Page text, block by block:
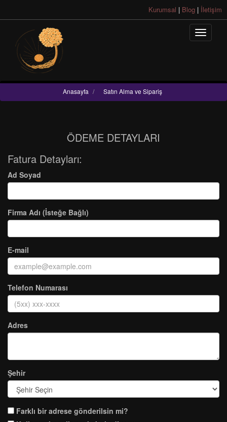
Kurumsal | Blog | İletişim
Anasayfa / Satın Alma ve Sipariş
ÖDEME DETAYLARI
Fatura Detayları:
Ad Soyad
Firma Adı (İsteğe Bağlı)
E-mail
Telefon Numarası
Adres
Şehir
Farklı bir adrese gönderilsin mi?